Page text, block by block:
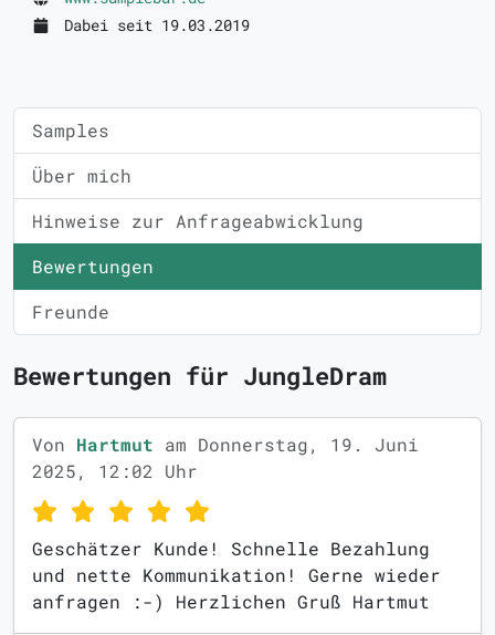
Dabei seit 19.03.2019
Samples
Über mich
Hinweise zur Anfrageabwicklung
Bewertungen
Freunde
Bewertungen für JungleDram
Von Hartmut am Donnerstag, 19. Juni
2025, 12:02 Uhr
Geschätzer Kunde! Schnelle Bezahlung
und nette Kommunikation! Gerne wieder
anfragen :-) Herzlichen Gruß Hartmut